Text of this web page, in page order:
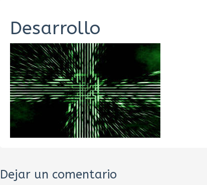
Desarrollo
Dejar un comentario